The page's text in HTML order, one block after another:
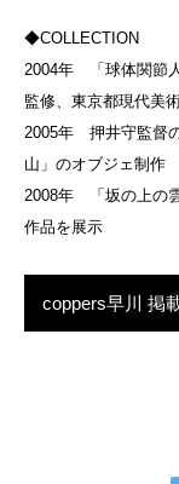
◆COLLECTION
2004年 「球体関節
監修、東京都現代美術
2005年 押井守監督
山」のオブジェ制作
2008年 「坂の上の
作品を展示
coppers早川 掲